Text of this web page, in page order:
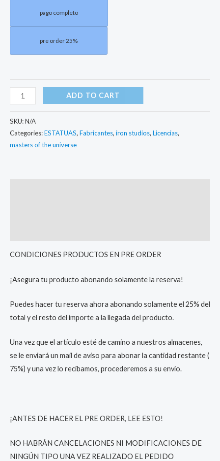
pago completo
pre order 25%
ADD TO CART
SKU:N/A
Categories:ESTATUAS, Fabricantes, iron studios, Licencias,
masters of the universe
CONDICIONES PRODUCTOS EN PRE ORDER
¡Asegura tu producto abonando solamente la reserva!
Puedes hacer tu reserva ahora abonando solamente el 25% del
total y el resto del importe a la llegada del producto.
Una vez que el artículo esté de camino a nuestros almacenes,
se le enviará un mail de aviso para abonar la cantidad restante (
75%) y una vez lo recibamos, procederemos a su envío.
¡ANTES DE HACER EL PRE ORDER, LEE ESTO!
NO HABRÁN CANCELACIONES NI MODIFICACIONES DE
NINGÚN TIPO UNA VEZ REALIZADO EL PEDIDO